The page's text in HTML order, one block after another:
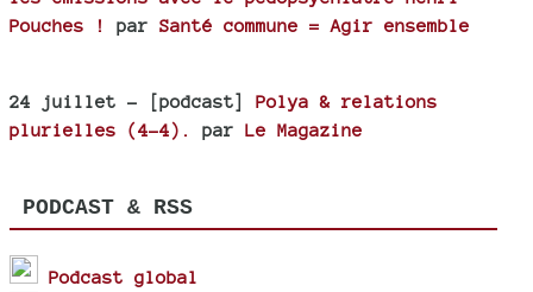
Pouches !
par Santé commune = Agir ensemble
24 juillet - [podcast] Polya & relations
plurielles (4-4).
par Le Magazine
PODCAST & RSS
Podcast global